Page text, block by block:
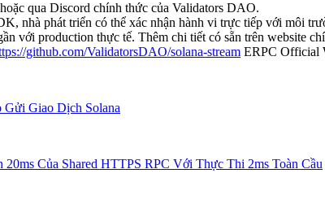
qua Discord chính thức của Validators DAO.
nhà phát triển có thể xác nhận hành vi trực tiếp với môi
với production thực tế. Thêm chi tiết có sẵn trên website
github.com/ValidatorsDAO/solana-stream ERPC Official
Giao Dịch Solana
Của Shared HTTPS RPC Với Thực Thi 2ms Toàn Cầu